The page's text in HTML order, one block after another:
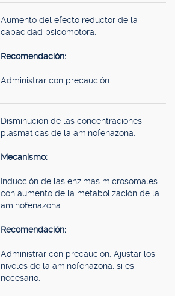
Aumento del efecto reductor de la
capacidad psicomotora.
Recomendación:
Administrar con precaución.
Disminución de las concentraciones
plasmáticas de la aminofenazona.
Mecanismo:
Inducción de las enzimas microsomales
con aumento de la metabolización de la
aminofenazona.
Recomendación:
Administrar con precaución. Ajustar los
niveles de la aminofenazona, si es
necesario.